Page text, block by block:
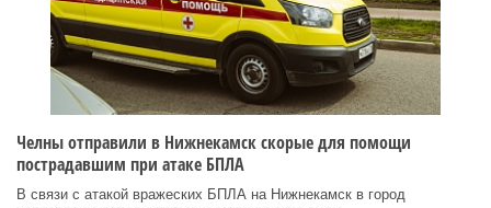
Челны отправили в Нижнекамск скорые для помощи
пострадавшим при атаке БПЛА
В связи с атакой вражеских БПЛА на Нижнекамск в город